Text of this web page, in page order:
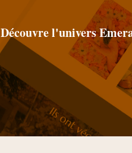
Découvre l'univers